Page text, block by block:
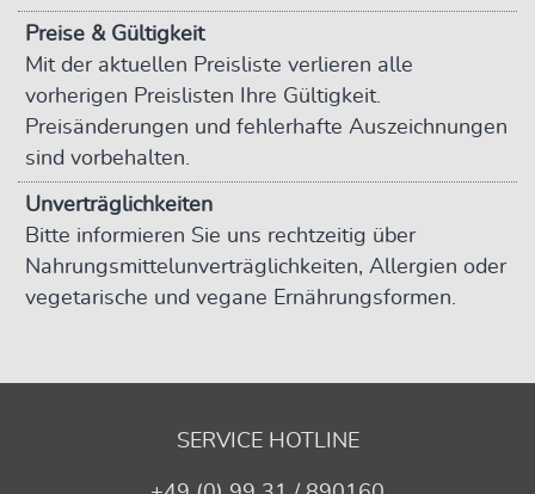
Preise & Gültigkeit
Mit der aktuellen Preisliste verlieren alle
vorherigen Preislisten Ihre Gültigkeit.
Preisänderungen und fehlerhafte Auszeichnungen
sind vorbehalten.
Unverträglichkeiten
Bitte informieren Sie uns rechtzeitig über
Nahrungsmittelunverträglichkeiten, Allergien oder
vegetarische und vegane Ernährungsformen.
SERVICE HOTLINE